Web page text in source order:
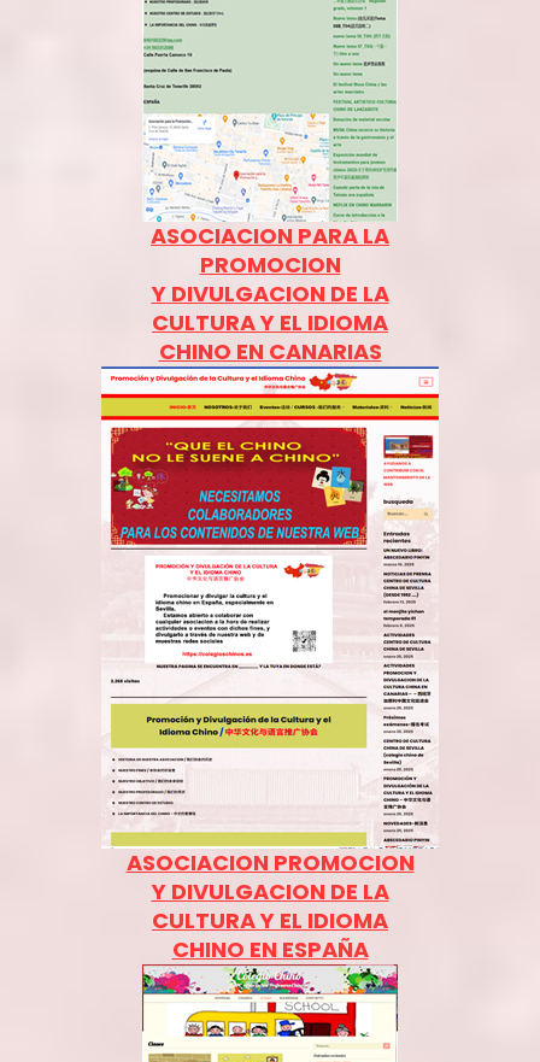
ASOCIACION PARA LA
PROMOCION
Y DIVULGACION DE LA
CULTURA Y EL IDIOMA
CHINO EN CANARIAS
ASOCIACION PROMOCION
Y DIVULGACION DE LA
CULTURA Y EL IDIOMA
CHINO EN ESPAÑA